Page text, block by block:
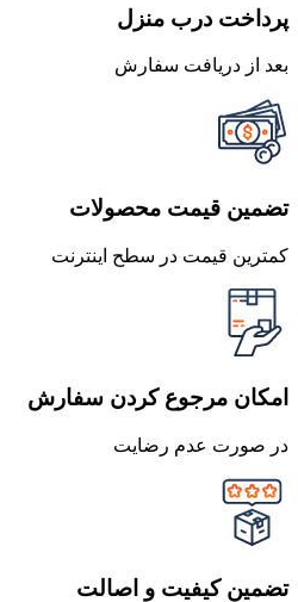
پرداخت درب منزل
بعد از دریافت سفارش
تضمین قیمت محصولات
کمترین قیمت در سطح اینترنت
امکان مرجوع کردن سفارش
در صورت عدم رضایت
تضمین کیفیت و اصالت